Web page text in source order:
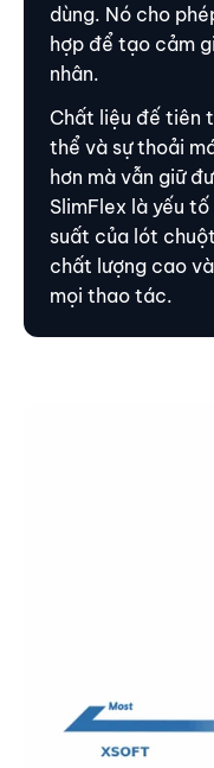
dùng. Nó cho
hợp để tạo cảm
nhân.
Chất liệu đế tiên
thể và sự thoải
hơn mà vẫn giữ
SlimFlex là yếu
suất của lót
chất lượng cao
mọi thao tác.